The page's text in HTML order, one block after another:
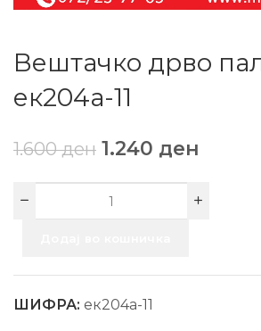
Вештачко дрво
ек204а-11
1.600ден 1.240 ден
ШИФРА: ек204а-11